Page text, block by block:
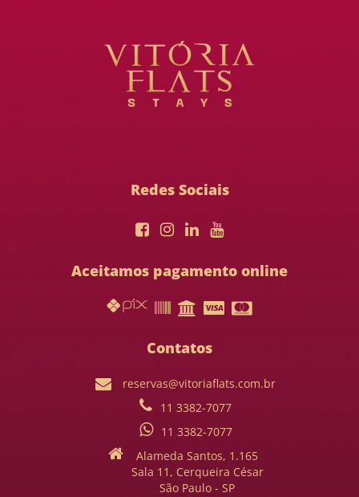
Redes Sociais
Aceitamos pagamento online
Contatos
reservas@vitoriaflats.com.br
11 3382-7077
11 3382-7077
Alameda Santos, 1.165
Sala 11, Cerqueira César
São Paulo - SP